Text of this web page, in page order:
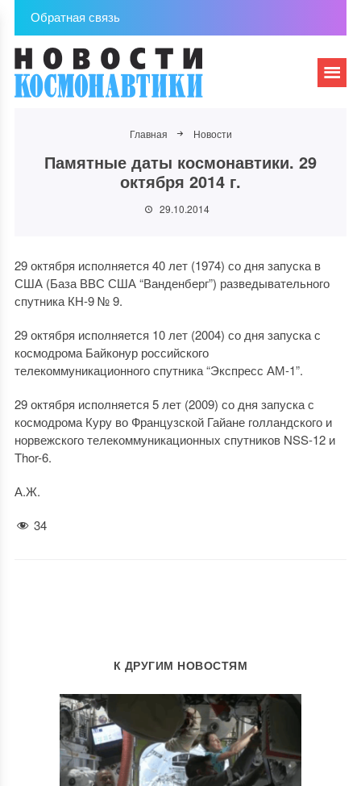
Обратная связь
Главная Новости
Памятные даты космонавтики. 29
октября 2014 г.
29.10.2014
29 октября исполняется 40 лет (1974) со дня запуска в
США (База ВВС США “Ванденберг”) разведывательного
спутника КН-9 № 9.
29 октября исполняется 10 лет (2004) со дня запуска с
космодрома Байконур российского
телекоммуникационного спутника “Экспресс АМ-1”.
29 октября исполняется 5 лет (2009) со дня запуска с
космодрома Куру во Французской Гайане голландского и
норвежского телекоммуникационных спутников NSS-12 и
Thor-6.
А.Ж.
34
К ДРУГИМ НОВОСТЯМ